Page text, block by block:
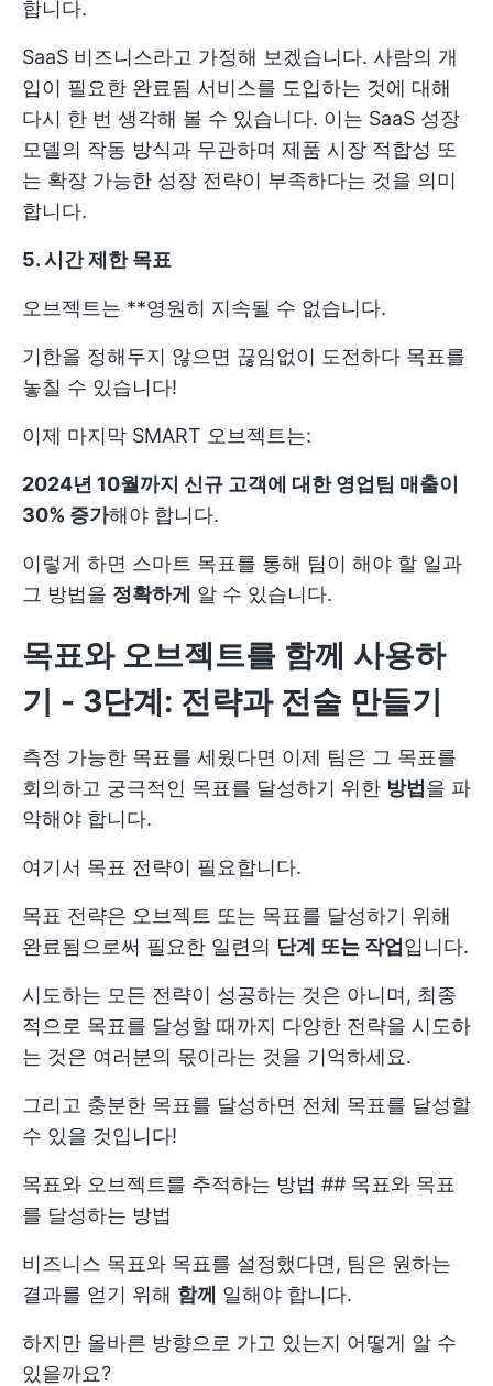
합니다.
SaaS 비즈니스라고 가정해 보겠습니다. 사람의 개
입이 필요한 완료됨 서비스를 도입하는 것에 대해
다시 한 번 생각해 볼 수 있습니다. 이는 SaaS 성장
모델의 작동 방식과 무관하며 제품 시장 적합성 또
는 확장 가능한 성장 전략이 부족하다는 것을 의미
합니다.
5. 시간 제한 목표
오브젝트는 **영원히 지속될 수 없습니다.
기한을 정해두지 않으면 끊임없이 도전하다 목표를
놓칠 수 있습니다!
이제 마지막 SMART 오브젝트는:
2024년 10월까지 신규 고객에 대한 영업팀 매출이
30% 증가해야 합니다.
이렇게 하면 스마트 목표를 통해 팀이 해야 할 일과
그 방법을 정확하게 알 수 있습니다.
목표와 오브젝트를 함께 사용하
기 - 3단계: 전략과 전술 만들기
측정 가능한 목표를 세웠다면 이제 팀은 그 목표를
회의하고 궁극적인 목표를 달성하기 위한 방법 을 파
악해야 합니다.
여기서 목표 전략이 필요합니다.
목표 전략은 오브젝트 또는 목표를 달성하기 위해
완료됨으로써 필요한 일련의 단계 또는 작업 입니다.
시도하는 모든 전략이 성공하는 것은 아니며, 최종
적으로 목표를 달성할 때까지 다양한 전략을 시도하
는 것은 여러분의 몫이라는 것을 기억하세요.
그리고 충분한 목표를 달성하면 전체 목표를 달성할
수 있을 것입니다!
목표와 오브젝트를 추적하는 방법 ## 목표와 목표
를 달성하는 방법
비즈니스 목표와 목표를 설정했다면, 팀은 원하는
결과를 얻기 위해 함께 일해야 합니다.
하지만 올바른 방향으로 가고 있는지 어떻게 알 수
있을까요?